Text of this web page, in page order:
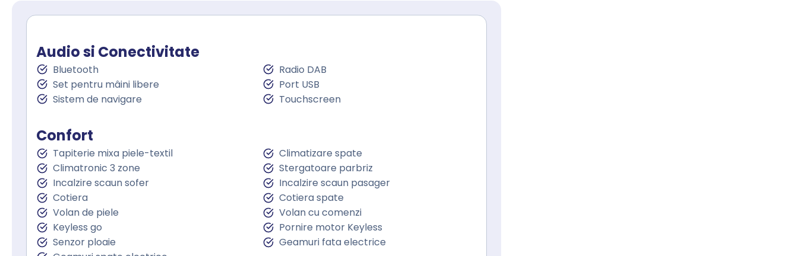
Audio si Conectivitate
Bluetooth
Radio DAB
Set pentru mâini libere
Port USB
Sistem de navigare
Touchscreen
Confort
Tapiterie mixa piele-textil
Climatizare spate
Climatronic 3 zone
Stergatoare parbriz
Incalzire scaun sofer
Incalzire scaun pasager
Cotiera
Cotiera spate
Volan de piele
Volan cu comenzi
Keyless go
Pornire motor Keyless
Senzor ploaie
Geamuri fata electrice